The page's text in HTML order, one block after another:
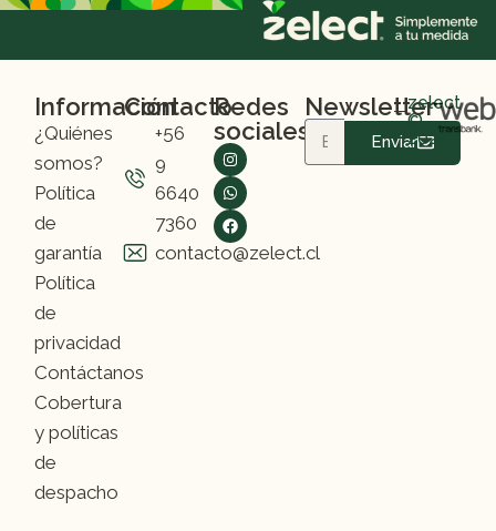
Información
¿Quiénes
somos?
Política
de
garantía
Política
de
privacidad
Contáctanos
Cobertura
y políticas
de
despacho
Contacto
+56
9
6640
7360
contacto@zelect.cl
Redes
sociales
Newsletter
Enviar
zelect
©
2025